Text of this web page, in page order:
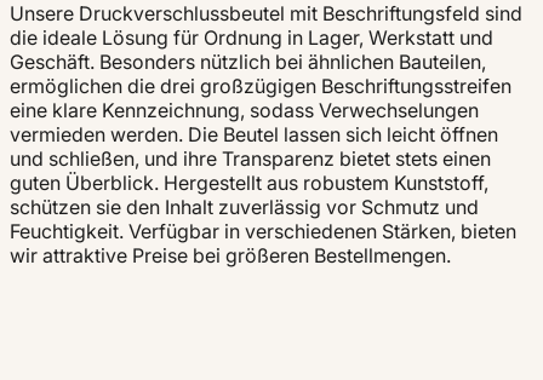
Unsere Druckverschlussbeutel mit Beschriftungsfeld sind
die ideale Lösung für Ordnung in Lager, Werkstatt und
Geschäft. Besonders nützlich bei ähnlichen Bauteilen,
ermöglichen die drei großzügigen Beschriftungsstreifen
eine klare Kennzeichnung, sodass Verwechselungen
vermieden werden. Die Beutel lassen sich leicht öffnen
und schließen, und ihre Transparenz bietet stets einen
guten Überblick. Hergestellt aus robustem Kunststoff,
schützen sie den Inhalt zuverlässig vor Schmutz und
Feuchtigkeit. Verfügbar in verschiedenen Stärken, bieten
wir attraktive Preise bei größeren Bestellmengen.